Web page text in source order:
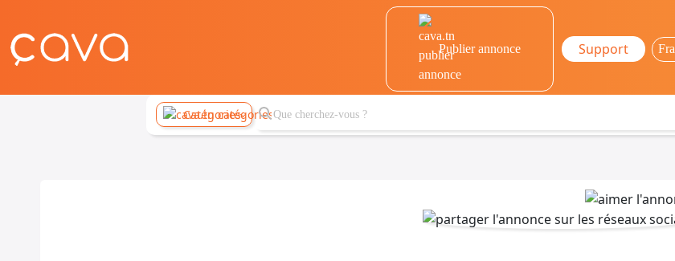
Publier annonce Support
Catégories